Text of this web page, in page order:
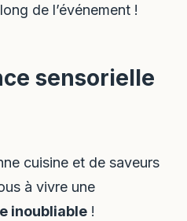
de l’événement !
sensorielle
cuisine et de saveurs
à vivre une
inoubliable !